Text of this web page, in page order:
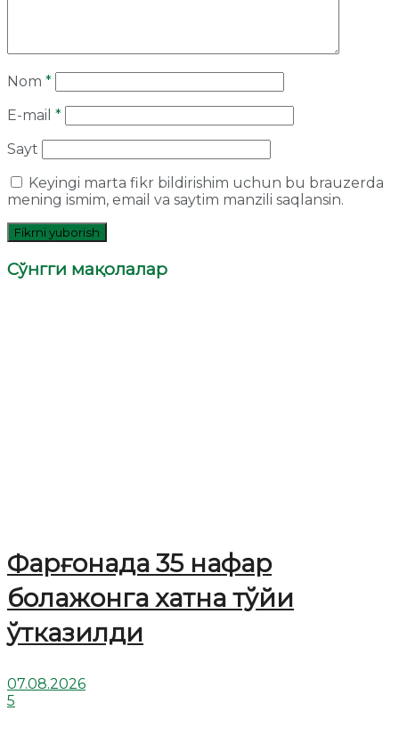
Nom *
E-mail *
Sayt
Keyingi marta fikr bildirishim uchun bu brauzerda
mening ismim, email va saytim manzili saqlansin.
Сўнгги мақолалар
Фарғонада 35 нафар
болажонга хатна тўйи
ўтказилди
07.08.2026
5